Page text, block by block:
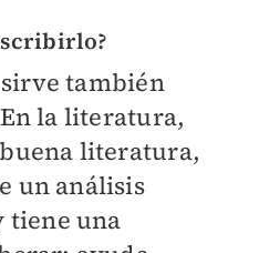
también
la literatura,
literatura,
un análisis
tiene una